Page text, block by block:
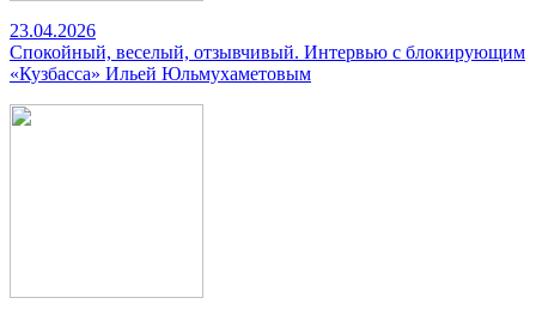
23.04.2026
Спокойный, веселый, отзывчивый. Интервью с блокирующим
«Кузбасса» Ильей Юльмухаметовым